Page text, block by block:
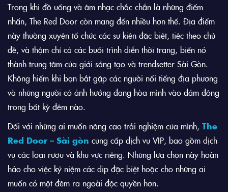
Trong khi đồ uống và âm nhạc chắc chắn là những điểm
nhấn, The Red Door còn mang đến nhiều hơn thế. Địa điểm
này thường xuyên tổ chức các sự kiện đặc biệt, tiệc theo chủ
đề, và thậm chí cả các buổi trình diễn thời trang, biến nó
thành trung tâm của giới sáng tạo và trendsetter Sài Gòn.
Không hiếm khi bạn bắt gặp các người nổi tiếng địa phương
và những người có ảnh hưởng đang hòa mình vào đám đông
trong bất kỳ đêm nào.
Đối với những ai muốn nâng cao trải nghiệm của mình, The
Red Door – Sài gòn cung cấp dịch vụ VIP, bao gồm dịch
vụ các loại rượu và khu vực riêng. Những lựa chọn này hoàn
hảo cho việc kỷ niệm các dịp đặc biệt hoặc cho những ai
muốn có một đêm ra ngoài độc quyền hơn.